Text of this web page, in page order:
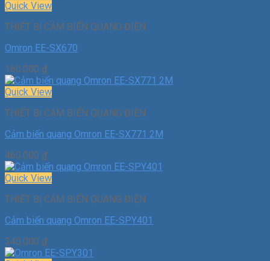
Quick View
THIẾT BỊ CẢM BIẾN QUANG ĐIỆN
Omron EE-SX670
160.000 ₫
Quick View
THIẾT BỊ CẢM BIẾN QUANG ĐIỆN
Cảm biến quang Omron EE-SX771 2M
460.000 ₫
Quick View
THIẾT BỊ CẢM BIẾN QUANG ĐIỆN
Cảm biến quang Omron EE-SPY401
340.000 ₫